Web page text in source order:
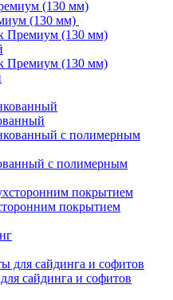
(130 мм)
Премиум (130 мм)
Премиум (130 мм)
с полимерным
покрытием
сайдинга и софитов